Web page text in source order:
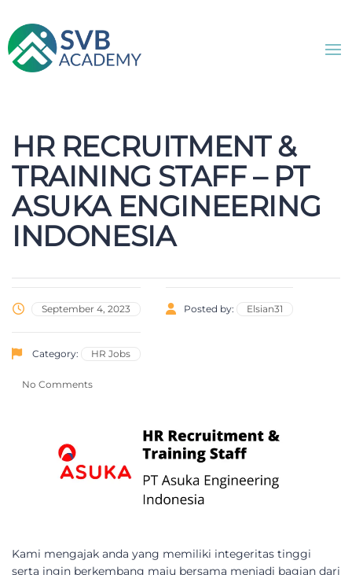
HR RECRUITMENT &
TRAINING STAFF – PT
ASUKA ENGINEERING
INDONESIA
September 4, 2023 Posted by: Elsian31
Category: HR Jobs
No Comments
Kami mengajak anda yang memiliki integeritas tinggi
serta ingin berkembang maju bersama menjadi bagian dari